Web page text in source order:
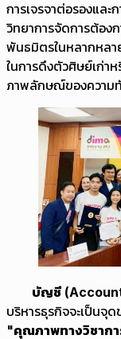
การเจรจาต่อรองแล
วิทยาการจัดการต้อง
พันธมิตรในหลากหลา
ในการดึงตัวศิษย์เก่า
ภาพลักษณ์ของควา
บัญชี (
บริหารธุรกิจจะเป็นจุ
"คุณภาพทางวิชาก